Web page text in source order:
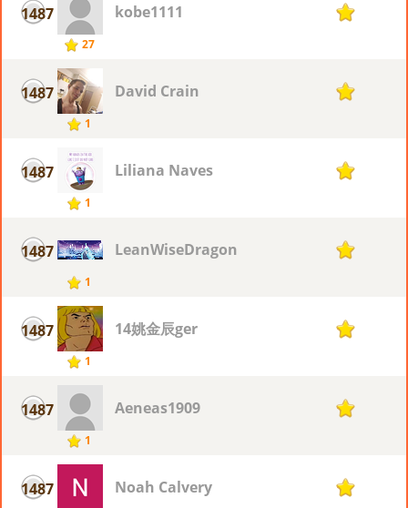
1487
27
kobe1111 1
1487
1
David Crain 1
1487
1
Liliana Naves 1
1487
1
LeanWiseDragon 1
1487
1
14姚金辰ger 1
1487
1
Aeneas1909 1
1487 Noah Calvery 1